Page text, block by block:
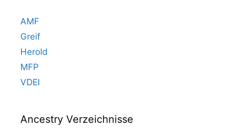
AMF
Greif
Herold
MFP
VDEI
Ancestry Verzeichnisse